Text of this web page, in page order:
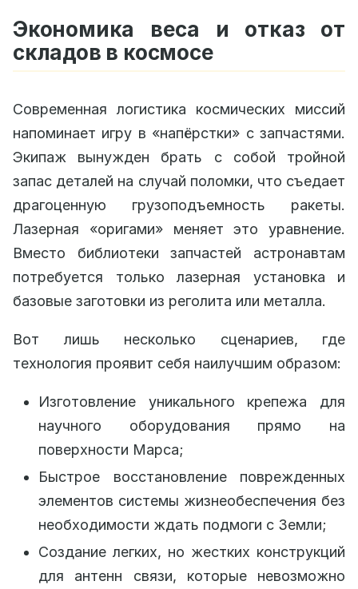
Экономика веса и отказ от
складов в космосе
Современная логистика космических миссий
напоминает игру в «напёрстки» с запчастями.
Экипаж вынужден брать с собой тройной
запас деталей на случай поломки, что съедает
драгоценную грузоподъемность ракеты.
Лазерная «оригами» меняет это уравнение.
Вместо библиотеки запчастей астронавтам
потребуется только лазерная установка и
базовые заготовки из реголита или металла.
Вот лишь несколько сценариев, где
технология проявит себя наилучшим образом:
Изготовление уникального крепежа для
научного оборудования прямо на
поверхности Марса;
Быстрое восстановление поврежденных
элементов системы жизнеобеспечения без
необходимости ждать подмоги с Земли;
Создание легких, но жестких конструкций
для антенн связи, которые невозможно